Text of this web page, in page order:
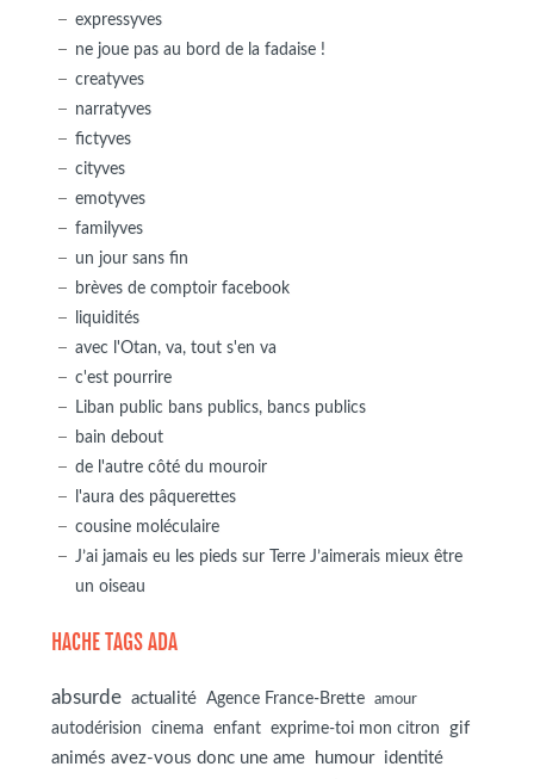
expressyves
ne joue pas au bord de la fadaise !
creatyves
narratyves
fictyves
cityves
emotyves
familyves
un jour sans fin
brèves de comptoir facebook
liquidités
avec l'Otan, va, tout s'en va
c'est pourrire
Liban public bans publics, bancs publics
bain debout
de l'autre côté du mouroir
l'aura des pâquerettes
cousine moléculaire
J’ai jamais eu les pieds sur Terre J’aimerais mieux être
un oiseau
HACHE TAGS ADA
absurde actualité Agence France-Brette amour
autodérision cinema enfant exprime-toi mon citron
gif
animés avez-vous donc une ame
humour identité